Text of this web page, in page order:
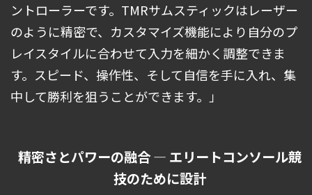
ントローラーです。TMRサムスティックはレーザー
のように精密で、カスタマイズ機能により自分のプ
レイスタイルに合わせて入力を細かく調整できま
す。スピード、操作性、そして自信を手に入れ、集
中して勝利を狙うことができます。」
精密さとパワーの融合 ― エリートコンソール競
技のために設計